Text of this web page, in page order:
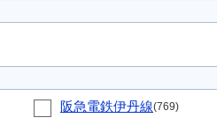
阪急電鉄伊丹線(769)